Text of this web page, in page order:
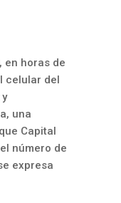
en horas de
celular del
una
Capital
número de
expresa